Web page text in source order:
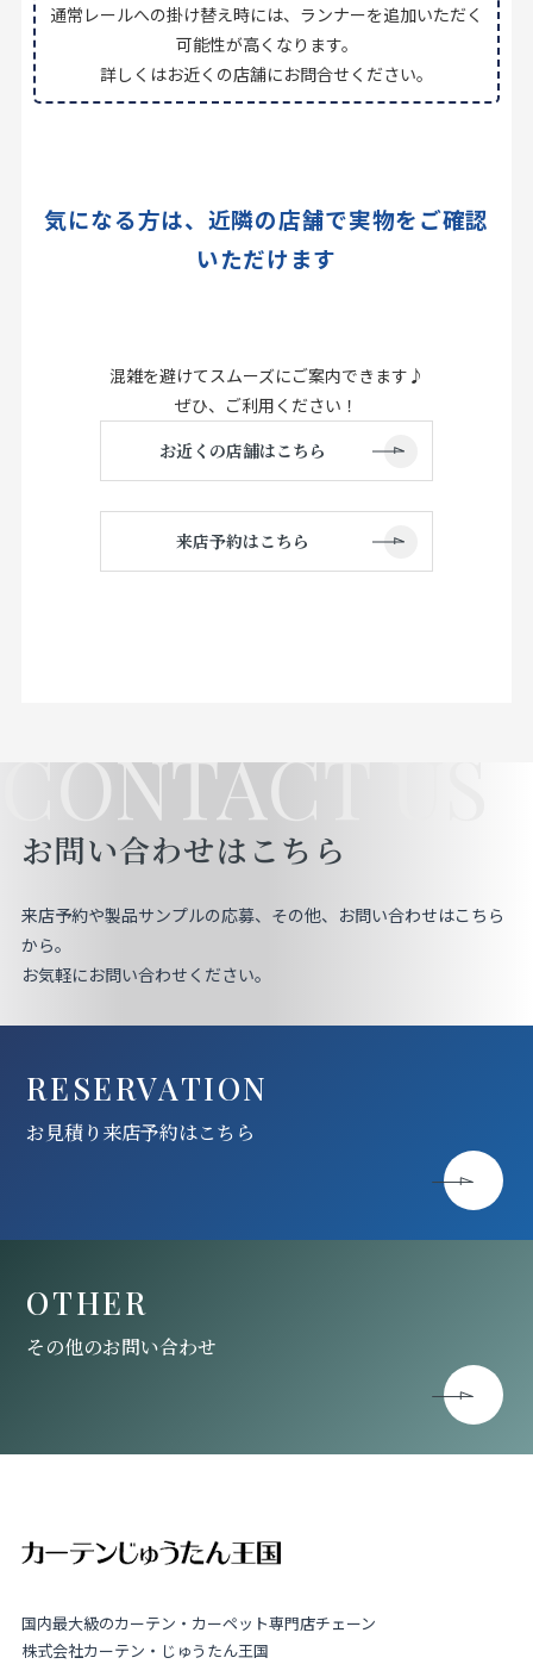
通常レールへの掛け替え時には、ランナーを追加いただく
可能性が高くなります。
詳しくはお近くの店舗にお問合せください。
気になる方は、近隣の店舗で実物をご確認
いただけます
混雑を避けてスムーズにご案内できます♪
ぜひ、ご利用ください！
お近くの店舗はこちら
来店予約はこちら
CONTACT US
お問い合わせはこちら
来店予約や製品サンプルの応募、その他、お問い合わせはこちら
から。
お気軽にお問い合わせください。
RESERVATION
お見積り来店予約はこちら
OTHER
その他のお問い合わせ
国内最大級のカーテン・カーペット専門店チェーン
株式会社カーテン・じゅうたん王国